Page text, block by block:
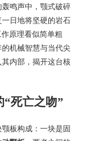
鸣声中，颚式破碎
日地将坚硬的岩石
原理看似简单粗
机械智慧与当代尖
内部，揭开这台核
“死亡之吻”
板构成：一块是固